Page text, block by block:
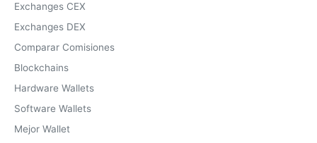
Exchanges CEX
Exchanges DEX
Comparar Comisiones
Blockchains
Hardware Wallets
Software Wallets
Mejor Wallet